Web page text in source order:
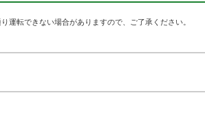
運転できない場合がありますので、ご了承ください。